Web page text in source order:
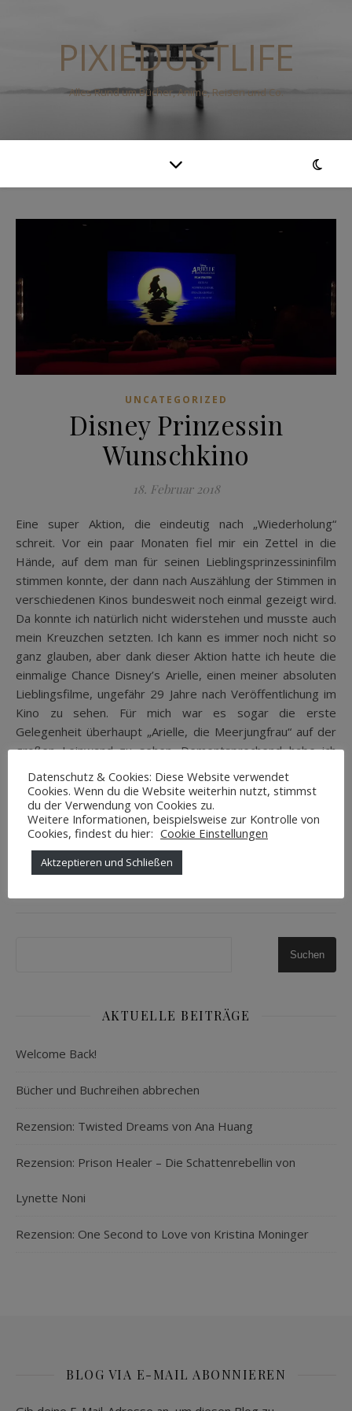
PIXIEDUSTLIFE
Alles Rund um Bücher, Anime, Reisen und Co.
UNCATEGORIZED
Disney Prinzessin
Wunschkino
18. Februar 2018
Eine super Aktion, die eindeutig nach „Wiederholung“
schreit. Vor ein paar Monaten fiel mir ein Zettel in die
Hände, auf dem man für seinen Lieblingsprinzessininfilm
stimmen konnte, der dann nach Auszählung der Stimmen in
verschiedenen Kinos bundesweit noch einmal gezeigt wird.
Da konnte ich natürlich nicht widerstehen und musste auch
mein Kreuzchen setzten. Ich kann es immer noch nicht so
ganz glauben, aber dank dieser Aktion hatte ich heute die
einmalige Chance Disney’s Arielle, einen meiner absoluten
Lieblingsfilme, ungefähr 29 Jahre nach Veröffentlichung im
Kino zu sehen. Für mich war es sogar die erste
Gelegenheit überhaupt „Arielle, die Meerjungfrau“ auf der
großen Leinwand zu sehen. Dementsprechend habe ich
mich sehr…
WEITERLESEN
Suchen
AKTUELLE BEITRÄGE
Welcome Back!
Bücher und Buchreihen abbrechen
Rezension: Twisted Dreams von Ana Huang
Rezension: Prison Healer – Die Schattenrebellin von
Lynette Noni
Rezension: One Second to Love von Kristina Moninger
BLOG VIA E-MAIL ABONNIEREN
Datenschutz & Cookies: Diese Website verwendet
Cookies. Wenn du die Website weiterhin nutzt, stimmst
du der Verwendung von Cookies zu.
Weitere Informationen, beispielsweise zur Kontrolle von
Cookies, findest du hier: Cookie Einstellungen
Aktzeptieren und Schließen